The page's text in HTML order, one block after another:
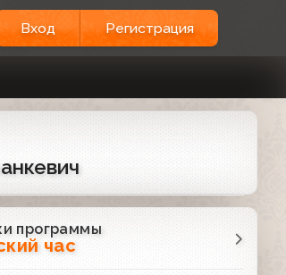
Вход Регистрация
программы
час